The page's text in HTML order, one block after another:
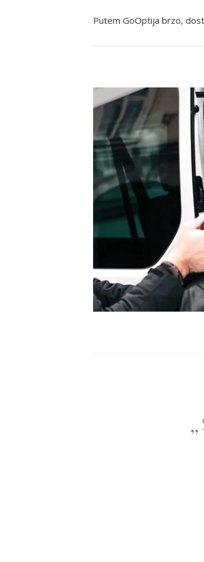
Putem GoOptija brzo,